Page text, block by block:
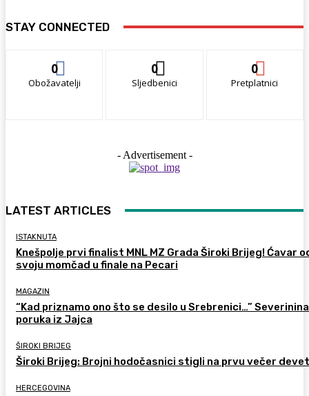
STAY CONNECTED
0
Obožavatelji
0
Sljedbenici
0
Pretplatnici
- Advertisement -
LATEST ARTICLES
ISTAKNUTA
Knešpolje prvi finalist MNL MZ Grada Široki Brijeg! Ćavar
svoju momčad u finale na Pecari
MAGAZIN
“Kad priznamo ono što se desilo u Srebrenici…” Severinina
poruka iz Jajca
ŠIROKI BRIJEG
Široki Brijeg: Brojni hodočasnici stigli na prvu večer
HERCEGOVINA